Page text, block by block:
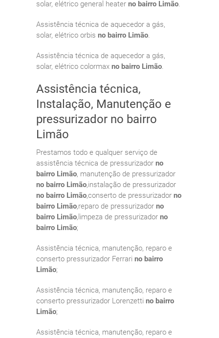
solar, elétrico general heater no bairro Limão.
Assistência técnica de aquecedor a gás,
solar, elétrico orbis no bairro Limão.
Assistência técnica de aquecedor a gás,
solar, elétrico colormax no bairro Limão.
Assistência técnica,
Instalação, Manutenção e
pressurizador no bairro
Limão
Prestamos todo e qualquer serviço de
assistência técnica de pressurizador no
bairro Limão, manutenção de pressurizador
no bairro Limão,instalação de pressurizador
no bairro Limão,conserto de pressurizador no
bairro Limão,reparo de pressurizador no
bairro Limão,limpeza de pressurizador no
bairro Limão;
Assistência técnica, manutenção, reparo e
conserto pressurizador Ferrari no bairro
Limão;
Assistência técnica, manutenção, reparo e
conserto pressurizador Lorenzetti no bairro
Limão;
Assistência técnica, manutenção, reparo e